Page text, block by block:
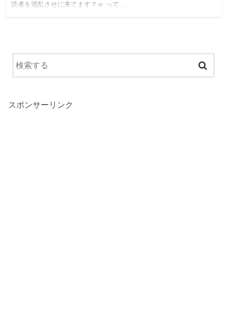
読者を混乱させに来てます？ｗ って…
スポンサーリンク